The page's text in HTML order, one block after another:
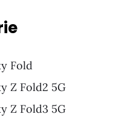
Fold
Z Fold2 5G
Z Fold3 5G